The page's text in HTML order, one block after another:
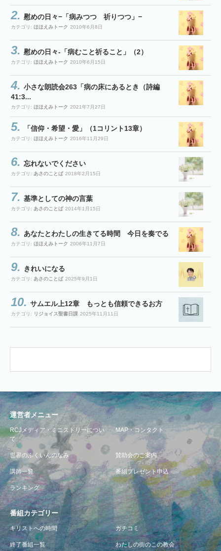
慰めの日々−「病みつつ 祈りつつ」−
カテゴリ: ほほえみトーク 2010年6月8日
慰めの日々-「病むこと祈ること」（2）
カテゴリ: ほほえみトーク 2010年6月15日
小さな朗読会263「病の床にあるとき（詩編
41:3...
カテゴリ: ほほえみトーク 2021年7月27日
「信仰・希望・愛」（1コリント13章）
カテゴリ: ほほえみトーク 2016年11月29日
忘れないでください
カテゴリ: あさのことば 2018年2月15日
基準としての神の言葉
カテゴリ: あさのことば 2014年1月15日
あなたとわたしの生きてる時間 今日を奏でる
カテゴリ: ほほえみトーク 2006年11月7日
きれいになる
カテゴリ: あさのことば 2025年9月1日
サムエル上12章 もっとも信頼できるお方
カテゴリ: リジョイス聖書日課 2025年11月11日
運営者メニュー
RCJメディア・ミニストリーについ
て
MAP・コンタクト
世界のふくいんのなみ 賛助会のご案内
講師一覧 番組プレゼント申込
ランキング
番組カテゴリー
キリストへの時間 ガチコミ
終了番組一覧 わたしの街のこの教会